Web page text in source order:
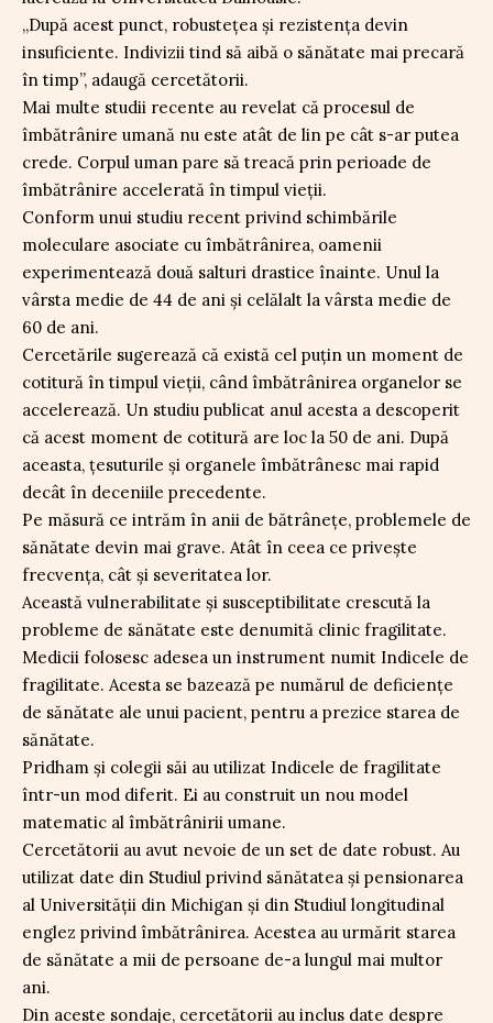
„După acest punct, robustețea și rezistența devin
insuficiente. Indivizii tind să aibă o sănătate mai precară
în timp”, adaugă cercetătorii.
Mai multe studii recente au revelat că procesul de
îmbătrânire umană nu este atât de lin pe cât s-ar putea
crede. Corpul uman pare să treacă prin perioade de
îmbătrânire accelerată în timpul vieții.
Conform unui studiu recent privind schimbările
moleculare asociate cu îmbătrânirea, oamenii
experimentează două salturi drastice înainte. Unul la
vârsta medie de 44 de ani și celălalt la vârsta medie de
60 de ani.
Cercetările sugerează că există cel puțin un moment de
cotitură în timpul vieții, când îmbătrânirea organelor se
accelerează. Un studiu publicat anul acesta a descoperit
că acest moment de cotitură are loc la 50 de ani. După
aceasta, țesuturile și organele îmbătrânesc mai rapid
decât în deceniile precedente.
Pe măsură ce intrăm în anii de bătrânețe, problemele de
sănătate devin mai grave. Atât în ceea ce privește
frecvența, cât și severitatea lor.
Această vulnerabilitate și susceptibilitate crescută la
probleme de sănătate este denumită clinic fragilitate.
Medicii folosesc adesea un instrument numit Indicele de
fragilitate. Acesta se bazează pe numărul de deficiențe
de sănătate ale unui pacient, pentru a prezice starea de
sănătate.
Pridham și colegii săi au utilizat Indicele de fragilitate
într-un mod diferit. Ei au construit un nou model
matematic al îmbătrânirii umane.
Cercetătorii au avut nevoie de un set de date robust. Au
utilizat date din Studiul privind sănătatea și pensionarea
al Universității din Michigan și din Studiul longitudinal
englez privind îmbătrânirea. Acestea au urmărit starea
de sănătate a mii de persoane de-a lungul mai multor
ani.
Din aceste sondaje, cercetătorii au inclus date despre